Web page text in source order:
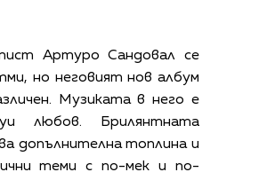
Артуро Сандовал се
но неговият нов албум
Музиката в него е
любов. Брилянтната
допълнителна топлина и
теми с по-мек и по-